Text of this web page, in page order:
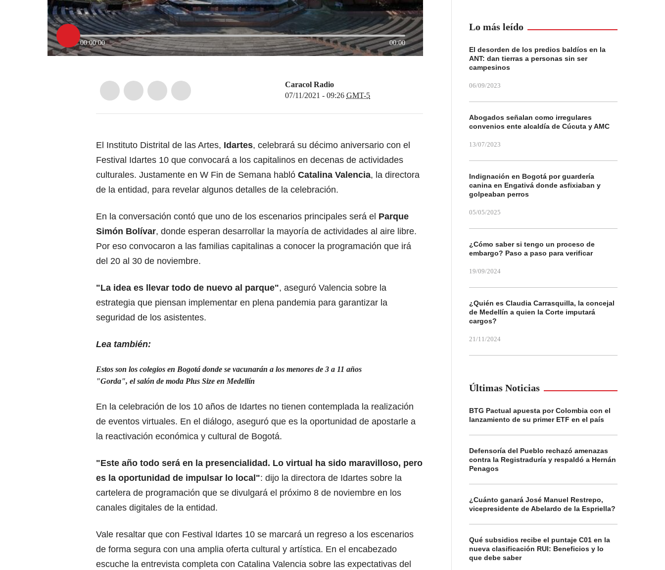
00:00:00 00:00
Caracol Radio
07/11/2021 - 09:26 GMT-5
El Instituto Distrital de las Artes, Idartes, celebrará su décimo aniversario con el
Festival Idartes 10 que convocará a los capitalinos en decenas de actividades
culturales. Justamente en W Fin de Semana habló Catalina Valencia, la directora
de la entidad, para revelar algunos detalles de la celebración.
En la conversación contó que uno de los escenarios principales será el Parque
Simón Bolívar, donde esperan desarrollar la mayoría de actividades al aire libre.
Por eso convocaron a las familias capitalinas a conocer la programación que irá
del 20 al 30 de noviembre.
"La idea es llevar todo de nuevo al parque", aseguró Valencia sobre la
estrategia que piensan implementar en plena pandemia para garantizar la
seguridad de los asistentes.
Lea también:
Estos son los colegios en Bogotá donde se vacunarán a los menores de 3 a 11 años
"Gorda", el salón de moda Plus Size en Medellín
En la celebración de los 10 años de Idartes no tienen contemplada la realización
de eventos virtuales. En el diálogo, aseguró que es la oportunidad de apostarle a
la reactivación económica y cultural de Bogotá.
"Este año todo será en la presencialidad. Lo virtual ha sido maravilloso, pero
es la oportunidad de impulsar lo local": dijo la directora de Idartes sobre la
cartelera de programación que se divulgará el próximo 8 de noviembre en los
canales digitales de la entidad.
Vale resaltar que con Festival Idartes 10 se marcará un regreso a los escenarios
de forma segura con una amplia oferta cultural y artística. En el encabezado
escuche la entrevista completa con Catalina Valencia sobre las expectativas del
Lo más leído
El desorden de los predios baldíos en la
ANT: dan tierras a personas sin ser
campesinos
06/09/2023
Abogados señalan como irregulares
convenios ente alcaldía de Cúcuta y AMC
13/07/2023
Indignación en Bogotá por guardería
canina en Engativá donde asfixiaban y
golpeaban perros
05/05/2025
¿Cómo saber si tengo un proceso de
embargo? Paso a paso para verificar
19/09/2024
¿Quién es Claudia Carrasquilla, la concejal
de Medellín a quien la Corte imputará
cargos?
21/11/2024
Últimas Noticias
BTG Pactual apuesta por Colombia con el
lanzamiento de su primer ETF en el país
Defensoría del Pueblo rechazó amenazas
contra la Registraduría y respaldó a Hernán
Penagos
¿Cuánto ganará José Manuel Restrepo,
vicepresidente de Abelardo de la Espriella?
Qué subsidios recibe el puntaje C01 en la
nueva clasificación RUI: Beneficios y lo
que debe saber